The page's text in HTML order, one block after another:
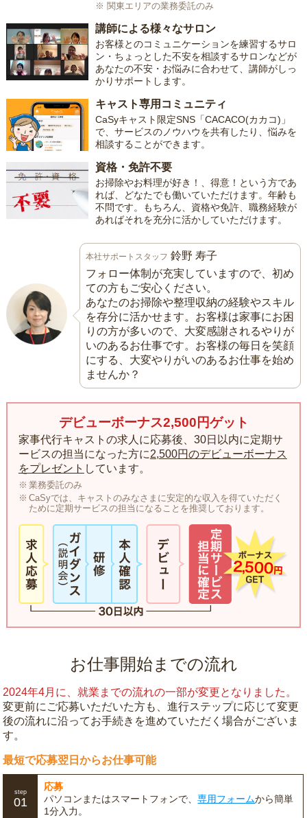
※ 関東エリアの業務委託のみ
講師による様々なサロン
お客様とのコミュニケーションを練習するサロ
ン・ちょっとした不安を相談するサロンなどが
あなたの不安・お悩みに合わせて、講師がしっ
かりサポートします。
キャスト専用コミュニティ
CaSyキャスト限定SNS「CACACO(カカコ)」
で、サービスのノウハウを共有したり、悩みを
相談することができます。
資格・免許不要
お掃除やお料理が好き！、得意！という方であ
れば、どなたでも働いていただけます。年齢も
不問です。もちろん、資格や免許、職務経験が
あればそれを充分に活かしていただけます。
本社サポートスタッフ 鈴野 寿子
フォロー体制が充実していますので、初め
ての方もご安心ください。
あなたのお掃除や整理収納の経験やスキル
を存分に活かせます。お客様は家事にお困
りの方が多いので、大変感謝されるやりが
いのあるお仕事です。お客様の毎日を笑顔
にする、大変やりがいのあるお仕事を始め
ませんか？
デビューボーナス2,500円ゲット
家事代行キャストの求人に応募後、30日以内に定期サ
ービスの担当になった方に2,500円のデビューボーナス
をプレゼント しています。
業務委託のみ
CaSyでは、キャストのみなさまに安定的な収入を得ていただく
ために定期サービスの担当になることを推奨しております。
お仕事開始までの流れ
2024年4月に、就業までの流れの一部が変更となりました。
変更前にご応募いただいた方も、進行ステップに応じて変更
後の流れに沿ってお手続きを進めていただく場合がございま
す。
最短で応募翌日からお仕事可能
step
01
応募
パソコンまたはスマートフォンで、専用フォームから簡単
1分入力。